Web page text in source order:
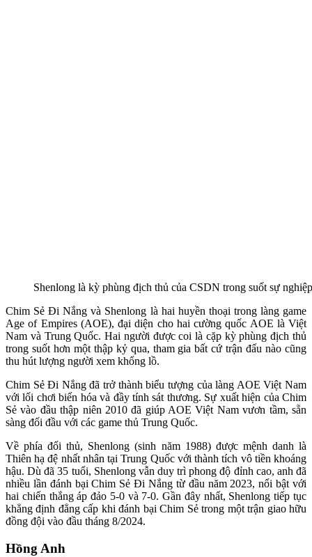
Shenlong là kỳ phùng địch thủ của CSDN trong suốt sự nghiệp
Chim Sẻ Đi Nắng và Shenlong là hai huyền thoại trong làng game
Age of Empires (AOE), đại diện cho hai cường quốc AOE là Việt
Nam và Trung Quốc. Hai người được coi là cặp kỳ phùng địch thủ
trong suốt hơn một thập kỷ qua, tham gia bất cứ trận đấu nào cũng
thu hút lượng người xem khổng lồ.
Chim Sẻ Đi Nắng đã trở thành biểu tượng của làng AOE Việt Nam
với lối chơi biến hóa và đầy tính sát thương. Sự xuất hiện của Chim
Sẻ vào đầu thập niên 2010 đã giúp AOE Việt Nam vươn tầm, sẵn
sàng đối đầu với các game thủ Trung Quốc.
Về phía đối thủ, Shenlong (sinh năm 1988) được mệnh danh là
Thiên hạ đệ nhất nhân tại Trung Quốc với thành tích vô tiền khoáng
hậu. Dù đã 35 tuổi, Shenlong vẫn duy trì phong độ đỉnh cao, anh đã
nhiều lần đánh bại Chim Sẻ Đi Nắng từ đầu năm 2023, nổi bật với
hai chiến thắng áp đảo 5-0 và 7-0. Gần đây nhất, Shenlong tiếp tục
khẳng định đẳng cấp khi đánh bại Chim Sẻ trong một trận giao hữu
đồng đội vào đầu tháng 8/2024.
Hồng Anh